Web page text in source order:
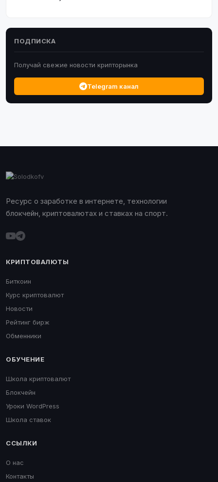
ПОДПИСКА
Получай свежие новости крипторынка
Telegram канал
Ресурс о заработке в интернете, технологии
блокчейн, криптовалютах и ставках на спорт.
КРИПТОВАЛЮТЫ
Биткоин
Курс криптовалют
Новости
Рейтинг бирж
Обменники
ОБУЧЕНИЕ
Школа криптовалют
Блокчейн
Уроки WordPress
Школа ставок
ССЫЛКИ
О нас
Контакты